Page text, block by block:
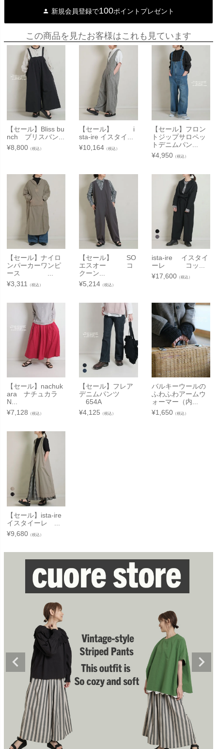
新規会員登録で100ポイントプレゼント
この商品を見たお客様はこれも見ています
【セール】Bliss bu
nch ブリスバン...
¥8,800 （税込）
【セール】 i
sta-ire イスタイ...
¥10,164 （税込）
【セール】フロン
トジップサロペッ
トデニムパン...
¥4,950（税込）
【セール】ナイロ
ンパーカーワンピ
ース ...
¥3,311 （税込）
【セール】 SO
エスオー コ
クーン...
¥5,214 （税込）
ista-ire イスタイ
ーレ コッ...
¥17,600（税込）
【セール】nachuk
ara ナチュカラ
N...
¥7,128 （税込）
【セール】フレア
デニムパンツ
654A
¥4,125 （税込）
バルキーウールの
ふわふわアームウ
ォーマー（内...
¥1,650（税込）
【セール】ista-ire
イスタイーレ ...
¥9,680 （税込）